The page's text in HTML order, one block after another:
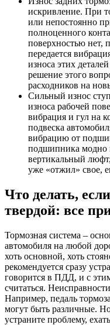
искривление. При
или непостоянно
полноценного
поверхностью нет,
передается
износа этих
решение этого
расходников на
Сильный износ
износа рабочей
вибрация и гул на
подвеска
вибрацию от
подшипника модно
вертикальный
уже «отжил» свое,
Что делать,
твердой: все
Тормозная система –
автомобиля на любой
хоть основной, хоть
рекомендуется сразу
говорится в ПДД, и с
считаться.
Например, педаль
могут быть различные.
устраните проблему,